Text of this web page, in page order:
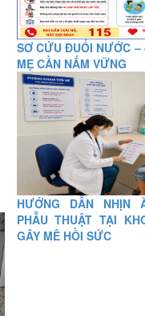
SƠ CỨU ĐUỐI NƯỚC
MẸ CẦN NẮM VỮNG
HƯỚNG DẪN NHỊN
PHẪU THUẬT TẠI
GÂY MÊ HỒI SỨC